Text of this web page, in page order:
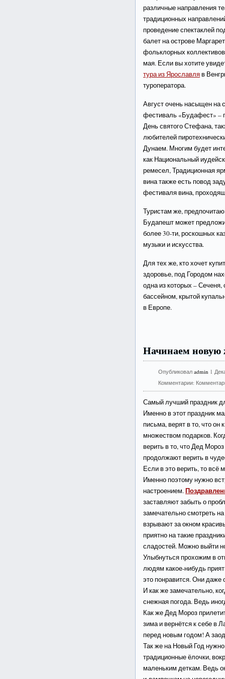
различные направления
традиционных
проведение спектаклей
балет на острове
фольклорных
мая. Если вы хотите
тура из Ярославляв
туроператора.
Август очень насыщен на
фестиваль «Будафест» –
День святого Стефана,
любителей
Дунаем. Многим будет
как Национальный
ремесел, Традиционная
вина также есть повод
фестиваля вина,
Туристам же,
Будапешт может
более 30-ти, роскошных
музыки и искусства.
Для тех же, кто хочет
здоровье, под Городом
одна из которых –
бассейном, крытой
в Европе.
Начинаем новую
Опубликовалadmin 1
Комментарии:
Самый лучший праздник
Именно в этот праздник
письма, верят в то, что он
множеством подарков.
верить в то, что Дед
продолжают верить в
Если в это верить, то всё
Именно поэтому нужно
настроением.
заставляют забыть о
замечательно смотреть
взрывают за окном
приятно на такие
сладостей. Можно выйти
Улыбнуться прохожим в
людям какое-нибудь
это понравится. Они даже
И как же замечательно,
снежная погода. Ведь
Как же Дед Мороз
зима и вернётся к себе в
перед новым годом! А
Так же на Новый Год
традиционные ёлочки,
маленьким деткам. Ведь